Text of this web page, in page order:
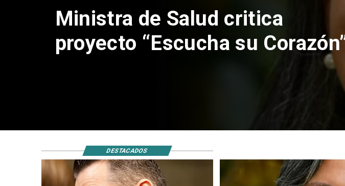
Corte de Apelaciones rechaza
anulación de absolución de
DESTACADOS